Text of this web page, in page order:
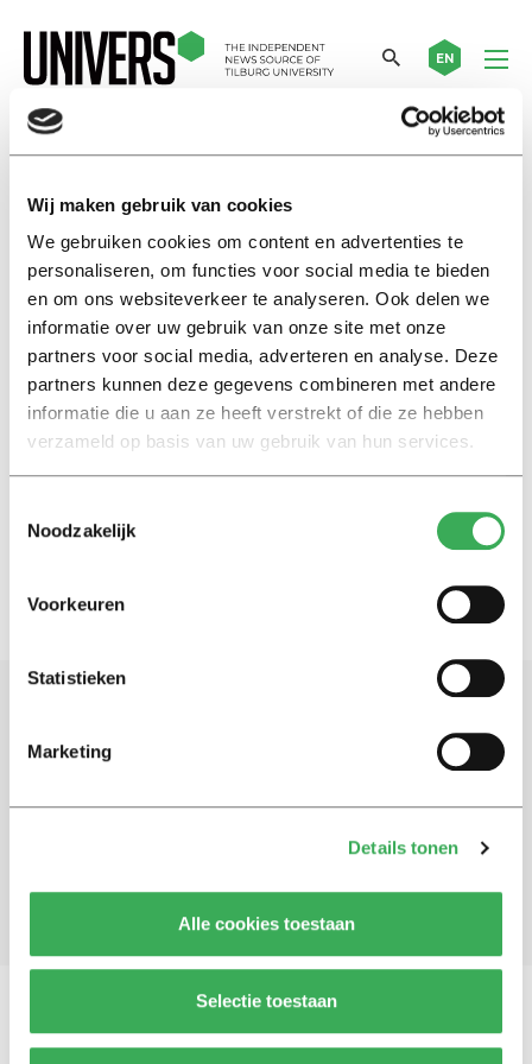
Wij maken gebruik van cookies
We gebruiken cookies om content en advertenties te
personaliseren, om functies voor social media te bieden
en om ons websiteverkeer te analyseren. Ook delen we
informatie over uw gebruik van onze site met onze
partners voor social media, adverteren en analyse. Deze
partners kunnen deze gegevens combineren met andere
informatie die u aan ze heeft verstrekt of die ze hebben
verzameld op basis van uw gebruik van hun services.
Noodzakelijk
Voorkeuren
Statistieken
Marketing
Details tonen
Alle cookies toestaan
Selectie toestaan
EN
Nieuws
Laptops in colleges
verslechteren studieresultaten:
verbieden dan maar?
27 september 2017
Column
Collegetips van Koelman
Blijf op de hoogte. Meld je aan voor de nieuwsbrief van
Univers.
Aanmelden